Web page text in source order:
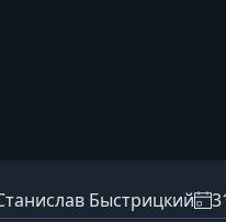
Быстрицкий